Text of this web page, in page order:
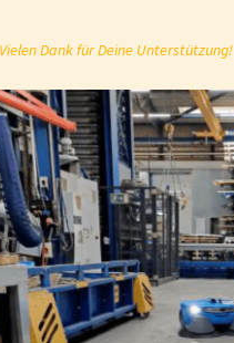
Dank für Deine Unterstützung!